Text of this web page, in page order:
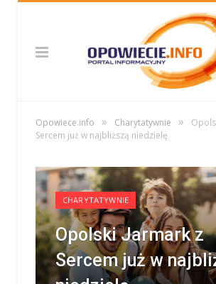
Opowiece.info » Charytatywnie »
Sercem już w najbliższą niedzielę
CHARYTATYWNIE
Opolski Jarmark z
Sercem już w